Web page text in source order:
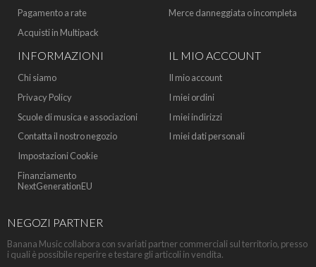
Pagamento a rate
Acquisti in Multipack
Merce danneggiata o incompleta
INFORMAZIONI
Chi siamo
Privacy Policy
Scuole di musica e associazioni
Contatta il nostro negozio
Impostazioni Cookie
Finanziamento
NextGenerationEU
IL MIO ACCOUNT
Il mio account
I miei ordini
I miei indirizzi
I miei dati personali
NEGOZI PARTNER
Banana Music collabora con svariati partner commerciali sul territorio, presso
i quali è possibile reperire e testare gli articoli in vendita.